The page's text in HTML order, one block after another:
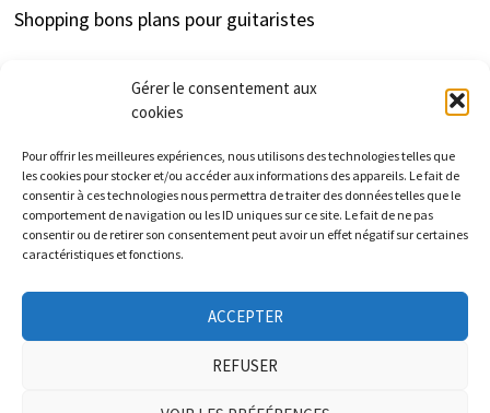
Gérer le consentement aux
cookies
Pour offrir les meilleures expériences, nous utilisons des technologies telles que
les cookies pour stocker et/ou accéder aux informations des appareils. Le fait de
consentir à ces technologies nous permettra de traiter des données telles que le
comportement de navigation ou les ID uniques sur ce site. Le fait de ne pas
consentir ou de retirer son consentement peut avoir un effet négatif sur certaines
caractéristiques et fonctions.
ACCEPTER
REFUSER
Shopping bons plans pour guitaristes
cfc-distribution.com est un site d'information
indépendant des enseignes et marques présentées.
Les informations et tarifs donnés sur ce site sont à titre
informatif et indicatif et non contractuels.